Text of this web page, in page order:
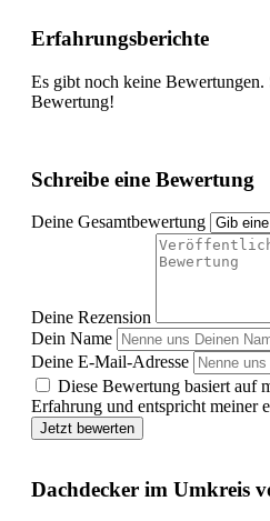
Erfahrungsberichte
Es gibt noch keine Bewertungen.
Bewertung!
Schreibe eine Bewertung
Deine Gesamtbewertung
Deine Rezension
Dein Name
Deine E-Mail-Adresse
Diese Bewertung basiert auf
Erfahrung und entspricht meiner
Jetzt bewerten
Dachdecker im Umkreis